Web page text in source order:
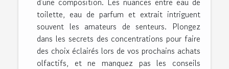
toilette, eau de parfum et extrait intriguent
souvent les amateurs de senteurs. Plongez
dans les secrets des concentrations pour faire
des choix éclairés lors de vos prochains achats
olfactifs, et ne manquez pas les conseils